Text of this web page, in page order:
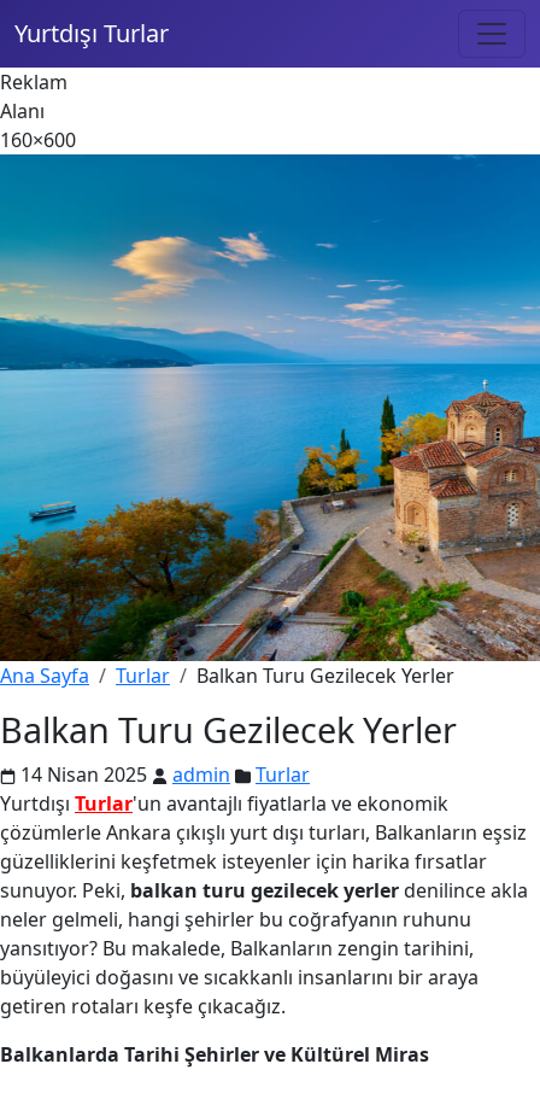
Yurtdışı Turlar
Reklam
Alanı
160×600
Ana Sayfa Turlar Balkan Turu Gezilecek Yerler
Balkan Turu Gezilecek Yerler
14 Nisan 2025 admin
Turlar
Yurtdışı Turlar'un avantajlı fiyatlarla ve ekonomik
çözümlerle Ankara çıkışlı yurt dışı turları, Balkanların eşsiz
güzelliklerini keşfetmek isteyenler için harika fırsatlar
sunuyor. Peki, balkan turu gezilecek yerlerdenilince akla
neler gelmeli, hangi şehirler bu coğrafyanın ruhunu
yansıtıyor? Bu makalede, Balkanların zengin tarihini,
büyüleyici doğasını ve sıcakkanlı insanlarını bir araya
getiren rotaları keşfe çıkacağız.
Balkanlarda Tarihi Şehirler ve Kültürel Miras